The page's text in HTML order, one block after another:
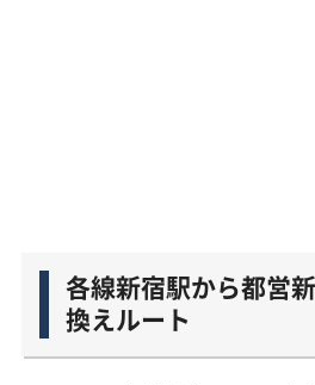
各線新宿駅から都営
換えルート